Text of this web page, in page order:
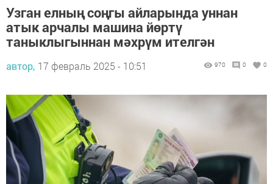
Узган елның соңгы айларында уннан
атык арчалы машина йөртү
таныклыгыннан мәхрүм ителгән
автор, 17 февраль 2025 - 10:51 970 0 0